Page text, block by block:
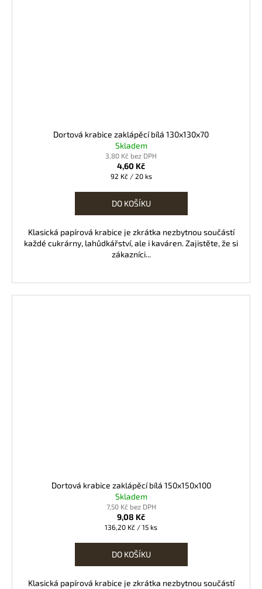
Dortová krabice zaklápěcí bílá 130x130x70
Skladem
3,80 Kč bez DPH
4,60 Kč
Měrná
92 Kč / 20 ks
DO KOŠÍKU
Klasická papírová krabice je zkrátka nezbytnou součástí
každé cukrárny, lahůdkářství, ale i kaváren. Zajistěte, že si
zákazníci...
Dortová krabice zaklápěcí bílá 150x150x100
Skladem
7,50 Kč bez DPH
9,08 Kč
Měrná
136,20 Kč / 15 ks
DO KOŠÍKU
Klasická papírová krabice je zkrátka nezbytnou součástí